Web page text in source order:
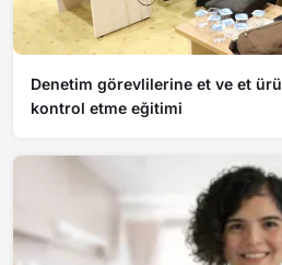
Denetim görevlilerine et ve et
kontrol etme eğitimi